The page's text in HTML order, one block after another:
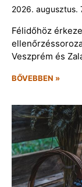
2026. augusztus.
Félidőhöz
Veszprém és
BŐVEBBEN »